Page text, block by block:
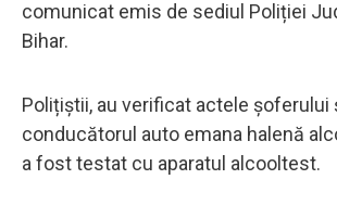
comunicat emis de sediul Poliției
Bihar.
Polițiștii, au verificat actele șoferului
conducătorul auto emana halenă
a fost testat cu aparatul alcooltest.